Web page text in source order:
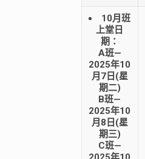
10月班
上堂日
期：
A班—
2025年10
月7日(星
期二)
B班—
2025年10
月8日(星
期三)
C班—